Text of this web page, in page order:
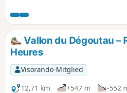
Vallon du Dégoutau –
Heures
Visorando-Mitglied
12,71 km
+547 m
-552